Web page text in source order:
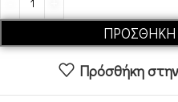
ΠΡΟΣΘΉΚΗ
Πρόσθήκη